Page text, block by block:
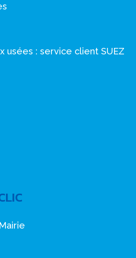
usées : service client SUEZ